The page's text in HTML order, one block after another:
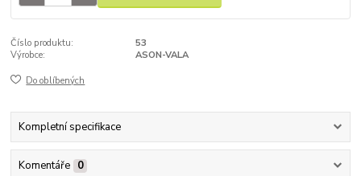
Číslo produktu:
53
Výrobce:
ASON-VALA
Do oblíbených
Kompletní specifikace
Komentáře 0